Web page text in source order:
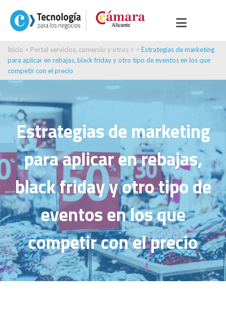
Inicio > Portal servicios, comercio y otros > > Estrategias de marketing
para aplicar en rebajas, black friday y otro tipo de eventos en los que
competir con el precio
Estrategias de marketing
para aplicar en rebajas,
black friday y otro tipo de
eventos en los que
competir con el precio